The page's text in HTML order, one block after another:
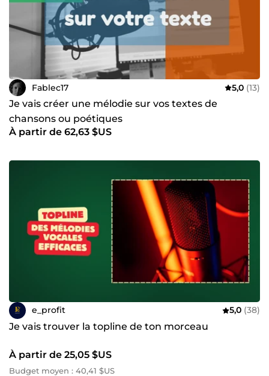
Fablec17 5,0 (13)
Je vais créer une mélodie sur vos textes de
chansons ou poétiques
À partir de 62,63 $US
e_profit 5,0 (38)
Je vais trouver la topline de ton morceau
À partir de 25,05 $US
Budget moyen : 40,41 $US